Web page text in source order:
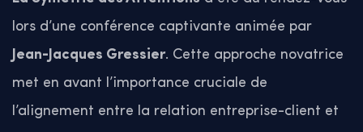
lors d’une conférence captivante animée par
Jean-Jacques Gressier. Cette approche novatrice
met en avant l’importance cruciale de
l’alignement entre la relation entreprise-client et